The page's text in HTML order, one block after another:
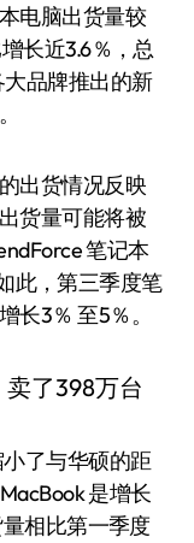
电脑出货量较
长近3.6％，总
品牌推出的新
出货情况反映
货量可能将被
笔记本
此，第三季度笔
长3％ 至5％。
小了与华硕的距
是增长
相比第一季度